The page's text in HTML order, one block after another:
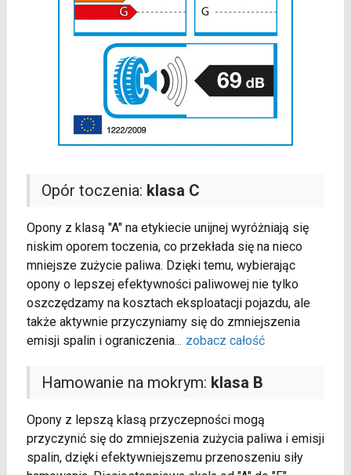
Opór toczenia: klasa C
Opony z klasą "A" na etykiecie unijnej wyróżniają się
niskim oporem toczenia, co przekłada się na nieco
mniejsze zużycie paliwa. Dzięki temu, wybierając
opony o lepszej efektywności paliwowej nie tylko
oszczędzamy na kosztach eksploatacji pojazdu, ale
także aktywnie przyczyniamy się do zmniejszenia
emisji spalin i ograniczenia... zobacz całość
Hamowanie na mokrym: klasa B
Opony z lepszą klasą przyczepności mogą
przyczynić się do zmniejszenia zużycia paliwa i emisji
spalin, dzięki efektywniejszemu przenoszeniu siły